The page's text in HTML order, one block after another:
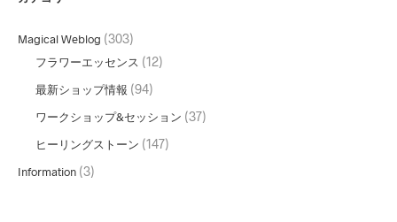
Magical Weblog (303)
フラワーエッセンス (12)
最新ショップ情報 (94)
ワークショップ&セッション (37)
ヒーリングストーン (147)
Information (3)